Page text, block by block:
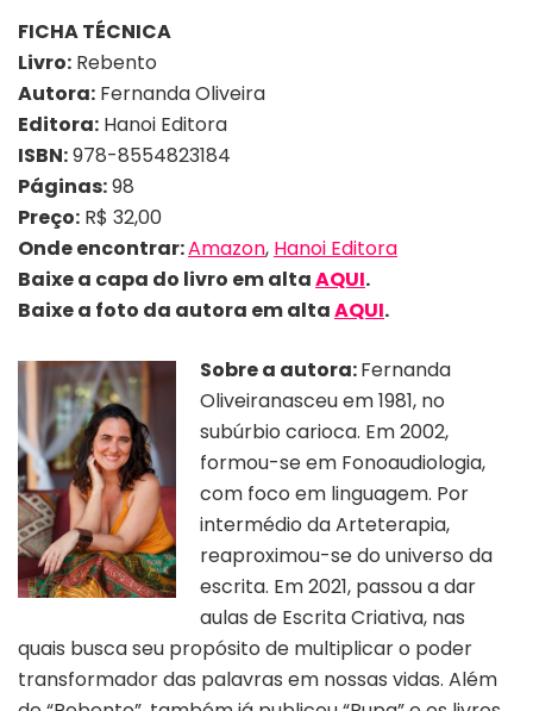
FICHA TÉCNICA
Livro: Rebento
Autora: Fernanda Oliveira
Editora: Hanoi Editora
ISBN:978-8554823184
Páginas:98
Preço: R$ 32,00
Onde encontrar:Amazon, Hanoi Editora
Baixe a capa do livro em altaAQUI.
Baixe a foto da autora em altaAQUI.
Sobre a autora:Fernanda
Oliveiranasceu em 1981, no
subúrbio carioca. Em 2002,
formou-se em Fonoaudiologia,
com foco em linguagem. Por
intermédio da Arteterapia,
reaproximou-se do universo da
escrita. Em 2021, passou a dar
aulas de Escrita Criativa, nas
quais busca seu propósito de multiplicar o poder
transformador das palavras em nossas vidas. Além